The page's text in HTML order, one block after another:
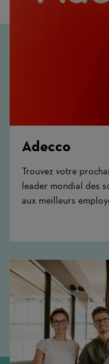
Adecco
Trouvez votre
leader mondial des
aux meilleurs